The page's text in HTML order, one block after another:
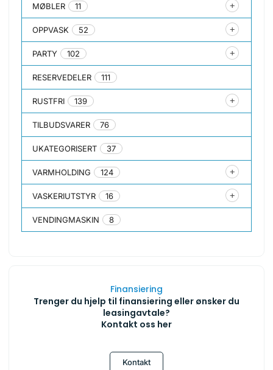
MØBLER 11
OPPVASK 52
PARTY 102
RESERVEDELER 111
RUSTFRI 139
TILBUDSVARER 76
UKATEGORISERT 37
VARMHOLDING 124
VASKERIUTSTYR 16
VENDINGMASKIN 8
Finansiering
Trenger du hjelp til finansiering eller ønsker du
leasingavtale?
Kontakt oss her
Kontakt